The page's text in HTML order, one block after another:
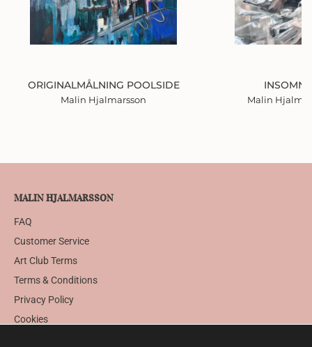
ORIGINALMÅLNING POOLSIDE
Malin Hjalmarsson Malin
MALIN HJALMARSSON
FAQ
Customer Service
Art Club Terms
Terms & Conditions
Privacy Policy
Cookies